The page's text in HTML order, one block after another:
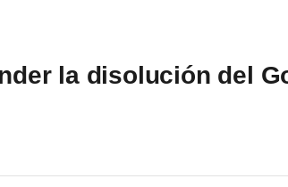
la disolución del